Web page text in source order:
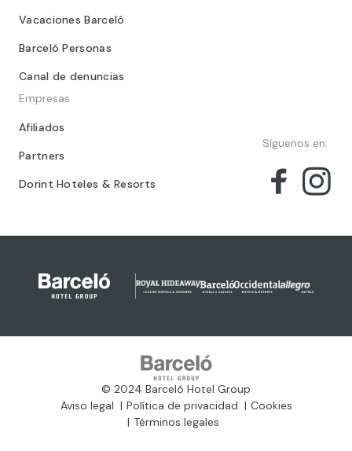
Vacaciones Barceló
Barceló Personas
Canal de denuncias
Empresas
Afiliados
Partners
Dorint Hoteles & Resorts
Síguenos en:
© 2024 Barceló Hotel Group
Aviso legal
Política de privacidad
Cookies
Términos legales